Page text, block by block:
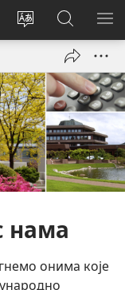
Промени
Пријава
(отвара
Претрага
сајта
JW.ORG
нама
онима које